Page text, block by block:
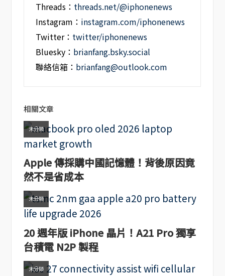
Threads： threads.net/@iphonenews
Instagram： instagram.com/iphonenews
Twitter： twitter/iphonenews
Bluesky： brianfang.bsky.social
聯絡信箱： brianfang@outlook.com
相關文章
未分類
Apple 傳採購中國記憶體！背後原因竟
然不是省成本
未分類
20 週年版 iPhone 晶片！A21 Pro 獨享
台積電 N2P 製程
未分類